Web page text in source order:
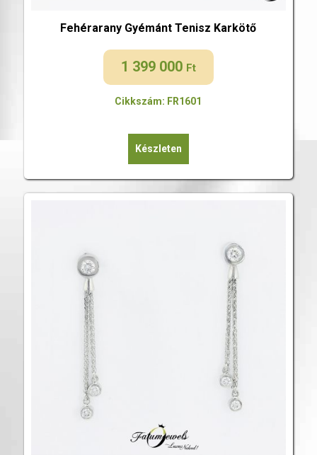
Fehérarany Gyémánt Tenisz Karkötő
1 399 000 Ft
Cikkszám: FR1601
Készleten